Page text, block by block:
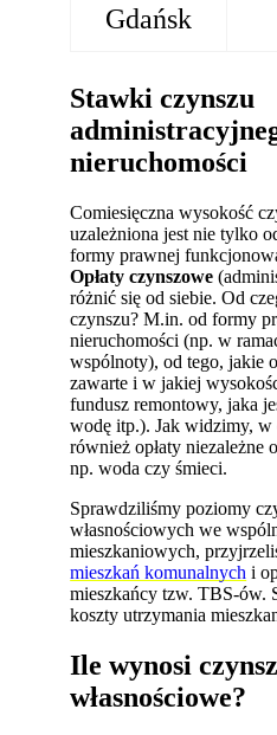
Gdańsk
Stawki czynszu
nieruchomości
Comiesięczna wysokość
uzależniona jest nie tylko
formy prawnej
Opłaty czynszowe
różnić się od siebie. Od
czynszu? M.in. od formy
nieruchomości (np. w
wspólnoty), od tego, jakie
zawarte i w jakiej
fundusz remontowy, jaka
wodę itp.). Jak widzimy, w
również opłaty niezależne
np. woda czy śmieci.
Sprawdziliśmy poziomy
własnościowych we
mieszkaniowych,
mieszkań komunalnych i
mieszkańcy tzw. TBS-ów.
koszty utrzymania
Ile wynosi
własnościowe?